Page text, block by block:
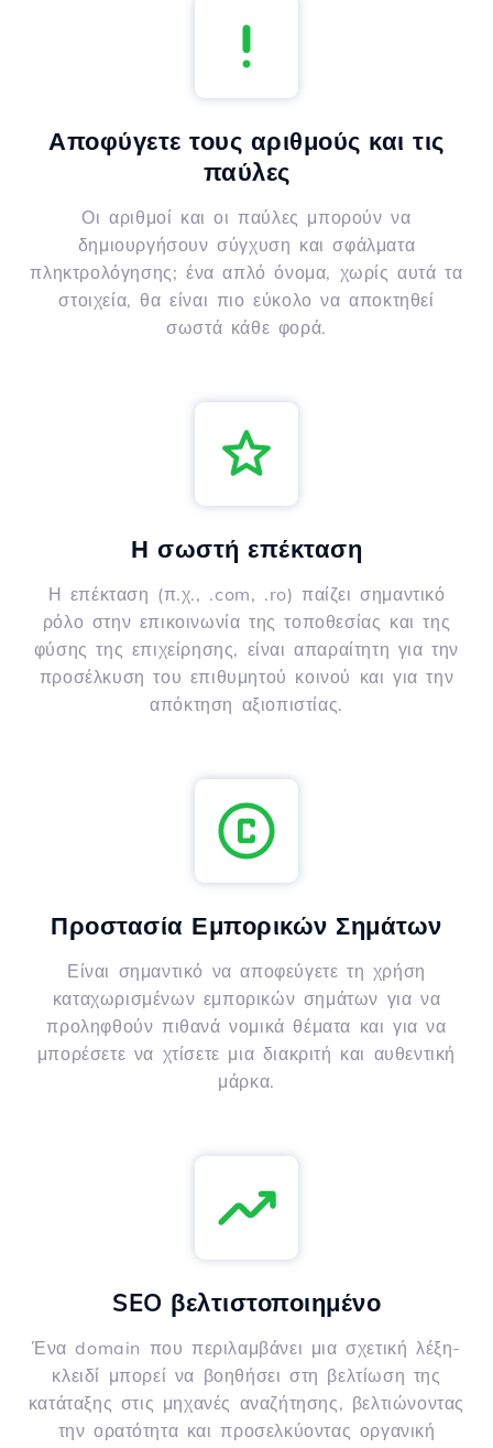
Αποφύγετε τους αριθμούς και τις
παύλες
Οι αριθμοί και οι παύλες μπορούν να
δημιουργήσουν σύγχυση και σφάλματα
πληκτρολόγησης; ένα απλό όνομα, χωρίς αυτά τα
στοιχεία, θα είναι πιο εύκολο να αποκτηθεί
σωστά κάθε φορά.
Η σωστή επέκταση
Η επέκταση (π.χ., .com, .ro) παίζει σημαντικό
ρόλο στην επικοινωνία της τοποθεσίας και της
φύσης της επιχείρησης, είναι απαραίτητη για την
προσέλκυση του επιθυμητού κοινού και για την
απόκτηση αξιοπιστίας.
Προστασία Εμπορικών Σημάτων
Είναι σημαντικό να αποφεύγετε τη χρήση
καταχωρισμένων εμπορικών σημάτων για να
προληφθούν πιθανά νομικά θέματα και για να
μπορέσετε να χτίσετε μια διακριτή και αυθεντική
μάρκα.
SEO βελτιστοποιημένο
Ένα domain που περιλαμβάνει μια σχετική λέξη-
κλειδί μπορεί να βοηθήσει στη βελτίωση της
κατάταξης στις μηχανές αναζήτησης, βελτιώνοντας
την ορατότητα και προσελκύοντας οργανική